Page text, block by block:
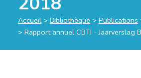
Accueil > Bibliothèque > Publications
> Rapport annuel CBTI - Jaarverslag